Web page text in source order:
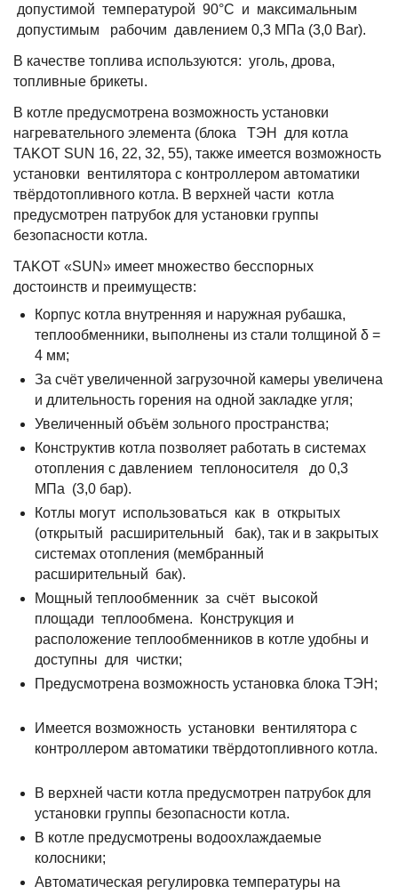
допустимой температурой 90°С и максимальным
допустимым рабочим давлением 0,3 МПа (3,0 Bar).
В качестве топлива используются: уголь, дрова,
топливные брикеты.
В котле предусмотрена возможность установки
нагревательного элемента (блока ТЭН для котла
TAKOT SUN 16, 22, 32, 55), также имеется возможность
установки вентилятора с контроллером автоматики
твёрдотопливного котла. В верхней части котла
предусмотрен патрубок для установки группы
безопасности котла.
TAKOT «SUN» имеет множество бесспорных
достоинств и преимуществ:
Корпус котла внутренняя и наружная рубашка,
теплообменники, выполнены из стали толщиной δ =
4 мм;
За счёт увеличенной загрузочной камеры увеличена
и длительность горения на одной закладке угля;
Увеличенный объём зольного пространства;
Конструктив котла позволяет работать в системах
отопления с давлением теплоносителя до 0,3
МПа (3,0 бар).
Котлы могут использоваться как в открытых
(открытый расширительный бак), так и в закрытых
системах отопления (мембранный
расширительный бак).
Мощный теплообменник за счёт высокой
площади теплообмена. Конструкция и
расположение теплообменников в котле удобны и
доступны для чистки;
Предусмотрена возможность установка блока ТЭН;
Имеется возможность установки вентилятора с
контроллером автоматики твёрдотопливного котла.
В верхней части котла предусмотрен патрубок для
установки группы безопасности котла.
В котле предусмотрены водоохлаждаемые
колосники;
Автоматическая регулировка температуры на